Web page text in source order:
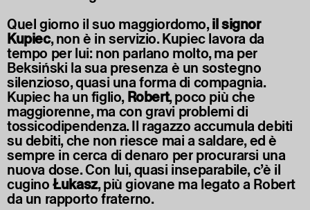
Quel giorno il suo maggiordomo,il signor
Kupiec, non è in servizio. Kupiec lavora da
tempo per lui: non parlano molto, ma per
Beksiński la sua presenza è un sostegno
silenzioso, quasi una forma di compagnia.
Kupiec ha un figlio,Robert, poco più che
maggiorenne, ma con gravi problemi di
tossicodipendenza. Il ragazzo accumula debiti
su debiti, che non riesce mai a saldare, ed è
sempre in cerca di denaro per procurarsi una
nuova dose. Con lui, quasi inseparabile, c’è il
cuginoŁukasz, più giovane ma legato a Robert
da un rapporto fraterno.